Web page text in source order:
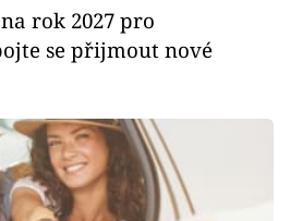
rok 2027 pro
se přijmout nové